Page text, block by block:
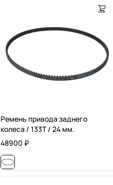
Ремень привода заднего
колеса / 133T / 24 мм.
48900 ₽